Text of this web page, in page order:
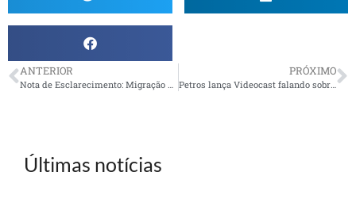
ANTERIOR PRÓXIMO
Petros lança Videocast falando sobre as Políticas de Investimento 2026-30
Últimas notícias